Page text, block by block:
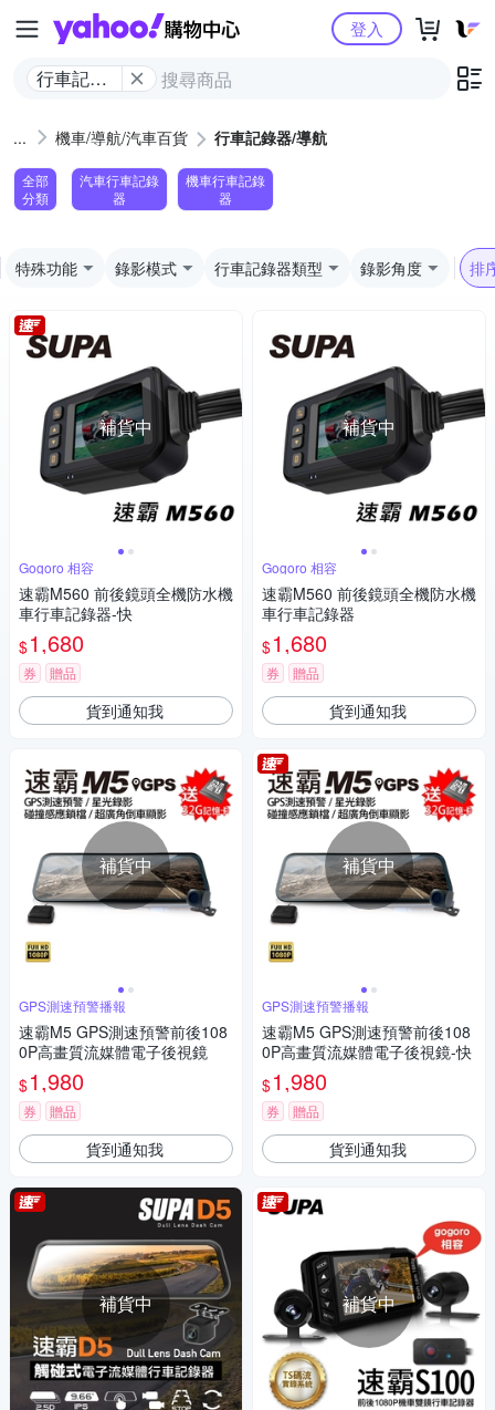
Yahoo購物中心
行車記錄
登入
機車/導航/汽車百貨 行車記錄器/導航
全部
分類
汽車行車記錄
器
機車行車記錄
器
特殊功能 錄影模式 行車記錄器類型 錄影角度 排
補貨中
Gogoro 相容
速霸M560 前後鏡頭全機防水機
車行車記錄器-快
$1,680
券 贈品
貨到通知我
補貨中
GPS測速預警播報
速霸M5 GPS測速預警前後108
0P高畫質流媒體電子後視鏡
$1,980
券 贈品
貨到通知我
補貨中
補貨中
Gogoro 相容
速霸M560 前後鏡頭全機防水機
車行車記錄器
$1,680
券 贈品
貨到通知我
補貨中
GPS測速預警播報
速霸M5 GPS測速預警前後108
0P高畫質流媒體電子後視鏡-快
$1,980
券 贈品
貨到通知我
補貨中